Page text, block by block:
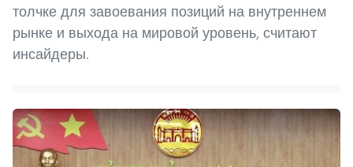
толчке для завоевания позиций на внутреннем
рынке и выхода на мировой уровень, считают
инсайдеры.